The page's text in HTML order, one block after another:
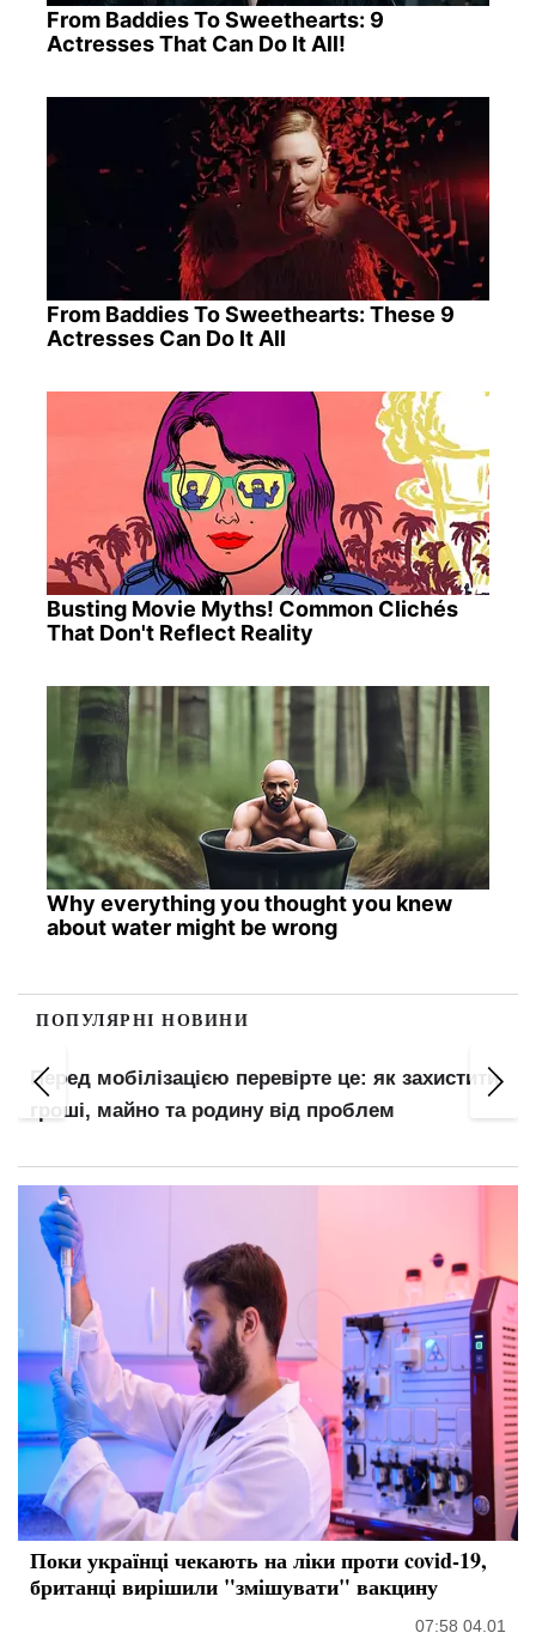
From Baddies To Sweethearts: 9
Actresses That Can Do It All!
From Baddies To Sweethearts: These 9
Actresses Can Do It All
Busting Movie Myths! Common Clichés
That Don't Reflect Reality
Why everything you thought you knew
about water might be wrong
ПОПУЛЯРНІ НОВИНИ
Перед мобілізацією перевірте це: як захистити
гроші, майно та родину від проблем
Поки українці чекають на ліки проти covid-19,
британці вирішили "змішувати" вакцину
07:58 04.01